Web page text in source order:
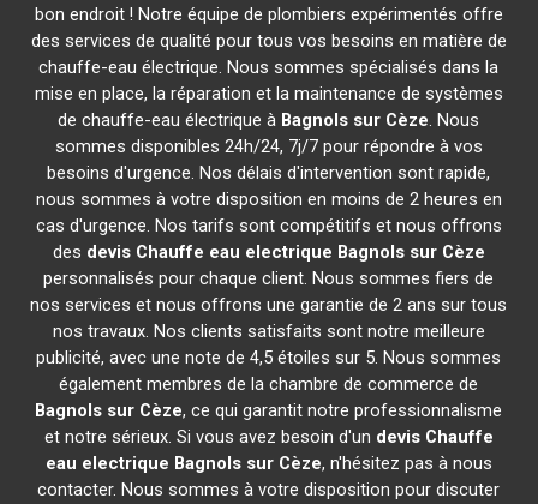
bon endroit ! Notre équipe de plombiers expérimentés offre
des services de qualité pour tous vos besoins en matière de
chauffe-eau électrique. Nous sommes spécialisés dans la
mise en place, la réparation et la maintenance de systèmes
de chauffe-eau électrique à Bagnols sur Cèze. Nous
sommes disponibles 24h/24, 7j/7 pour répondre à vos
besoins d'urgence. Nos délais d'intervention sont rapide,
nous sommes à votre disposition en moins de 2 heures en
cas d'urgence. Nos tarifs sont compétitifs et nous offrons
des devis Chauffe eau electrique Bagnols sur Cèze
personnalisés pour chaque client. Nous sommes fiers de
nos services et nous offrons une garantie de 2 ans sur tous
nos travaux. Nos clients satisfaits sont notre meilleure
publicité, avec une note de 4,5 étoiles sur 5. Nous sommes
également membres de la chambre de commerce de
Bagnols sur Cèze, ce qui garantit notre professionnalisme
et notre sérieux. Si vous avez besoin d'un devis Chauffe
eau electrique Bagnols sur Cèze, n'hésitez pas à nous
contacter. Nous sommes à votre disposition pour discuter